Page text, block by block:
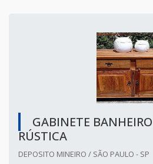
GABINETE
RÚSTICA
DEPOSITO MINEIRO / SÃO PAULO - SP